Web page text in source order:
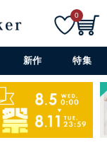
詳細検索+
0
新作 特集